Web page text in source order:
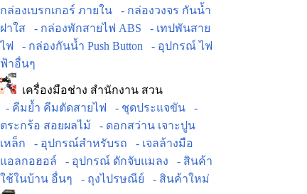
กล่องเบรกเกอร์ ภายใน
- กล่องวงจร กันน้ำ
ฝาใส
- กล่องพักสายไฟ ABS
- เทปพันสาย
ไฟ
- กล่องกันน้ำ Push Button
- อุปกรณ์ ไฟ
ฟ้าอื่นๆ
เครื่องมือช่าง สำนักงาน สวน
- คีมย้ำ คีมตัดสายไฟ
- ชุดประแจขัน
-
ตระกร้อ สอยผลไม้
- ดอกสว่าน เจาะปูน
เหล็ก
- อุปกรณ์สำหรับรถ
- เจลล้างมือ
แอลกอฮอล์
- อุปกรณ์ ดักจับแมลง
- สินค้า
ใช้ในบ้าน อื่นๆ
- ถุงไปรษณีย์ - สินค้าใหม่